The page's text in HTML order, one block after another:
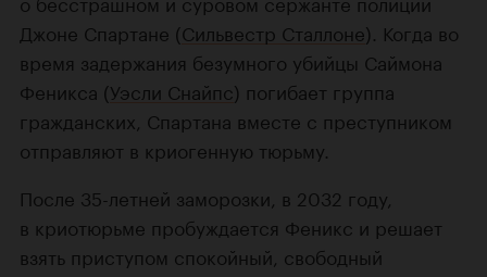
Джоне Спартане (Сильвестр Сталлоне). Когда во
время задержания безумного убийцы Саймона
Феникса (Уэсли Снайпс) погибает группа
гражданских, Спартана вместе с преступником
отправляют в криогенную тюрьму.
После 35-летней заморозки, в 2032 году,
в криотюрьме пробуждается Феникс и решает
взять приступом спокойный, свободный